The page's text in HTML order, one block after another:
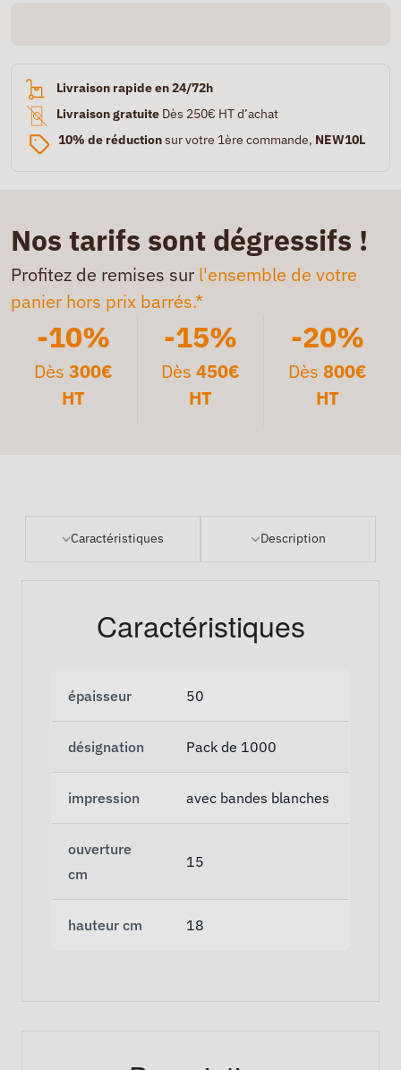
Livraison rapide en 24/72h
Livraison gratuite Dès 250€ HT d’achat
10% de réductionsur votre 1ère commande, NEW10L
Nos tarifs sont dégressifs !
Profitez de remises sur l'ensemble de votre
panier hors prix barrés.*
-10%
Dès300€
HT
-15%
Dès 450€
HT
-20%
Dès 800€
HT
Caractéristiques Description
Caractéristiques
épaisseur 50
désignation Pack de 1000
impression avec bandes blanches
ouverture
cm
15
hauteur cm 18